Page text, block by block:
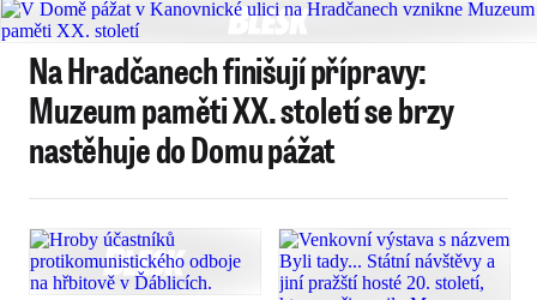
Na Hradčanech finišují přípravy:
Muzeum paměti XX. století se brzy
nastěhuje do Domu pážat